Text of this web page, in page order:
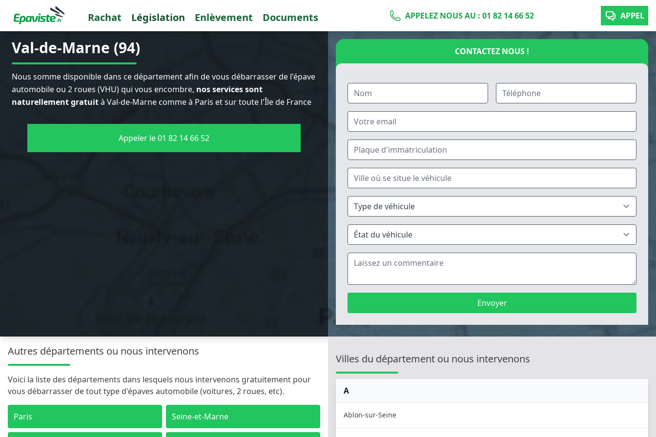
Rachat Législation Enlèvement Documents APPELEZ NOUS AU : 01 82 14 66 52 APPEL
Val-de-Marne (94)
Nous somme disponible dans ce département afin de vous débarrasser de l'épave
automobile ou 2 roues (VHU) qui vous encombre, nos services sont
naturellement gratuità Val-de-Marne comme à Paris et sur toute l'Île de France
Appeler le 01 82 14 66 52
CONTACTEZ NOUS !
Envoyer
Autres départements ou nous intervenons
Voici la liste des départements dans lesquels nous intervenons gratuitement pour
vous débarrasser de tout type d'épaves automobile (voitures, 2 roues, etc).
Paris Seine-et-Marne
Villes du département ou nous intervenons
A
Ablon-sur-Seine